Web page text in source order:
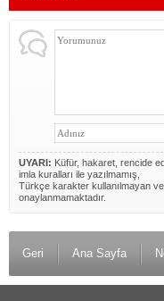
UYARI: Küfür, hakaret, rencide
imla kuralları ile yazılmamış,
Türkçe karakter kullanılmayan
onaylanmamaktadır.
Geri Ana Sayfa